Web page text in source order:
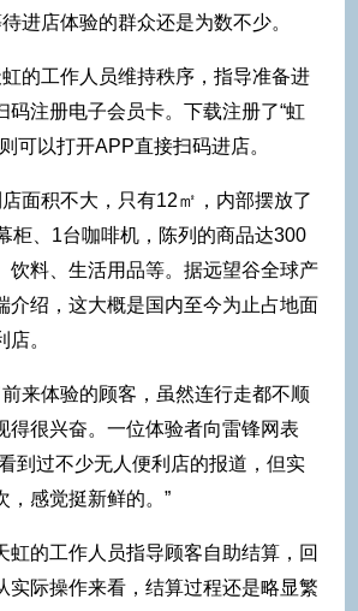
进店体验的群众还是为数不少。
的工作人员维持秩序，指导准备进
码注册电子会员卡。下载注册了“虹
可以打开APP直接扫码进店。
面积不大，只有12㎡，内部摆放了
柜、1台咖啡机，陈列的商品达300
饮料、生活用品等。据远望谷全球产
介绍，这大概是国内至今为止占地面
。
来体验的顾客，虽然连行走都不顺
得很兴奋。一位体验者向雷锋网表
到过不少无人便利店的报道，但实
，感觉挺新鲜的。”
虹的工作人员指导顾客自助结算，回
实际操作来看，结算过程还是略显繁